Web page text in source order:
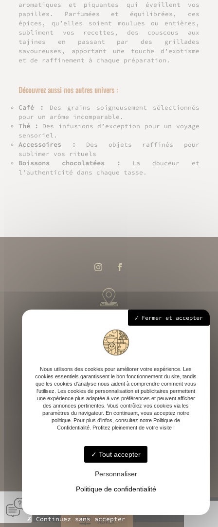
FILTRER
aromatiques et piquantes qui éveillent vos
papilles. Parfumées et équilibrées, ces
épices, qu’elles soient moulues ou entières,
subliment vos recettes, des couscous aux
tajines en passant par des grillades
savoureuses, apportant une touche d’exotisme
et de raffinement à chaque préparation.
Découvrez aussi nos autres univers :
Café :
Des grains soigneusement sélectionnés
pour un arôme incomparable.
Thé :
Des infusions d’exception pour un voyage
sensoriel.
Accessoires :
Des objets raffinés pour
sublimer vos rituels
Boissons chocolatées :
La douceur et
l’authenticité dans chaque tasse.
258 route départementale 933, 40700 Hagetmau
Mardi - Samedi : 9h - 18h30
contact@depicaf.fr
06 84 35 87 95
Fermer et accepter
Nous utilisons des cookies pour améliorer votre expérience. Les
cookies essentiels garantissent le bon fonctionnement du site, tandis
que les cookies d'analyse nous aident à comprendre comment vous
l'utilisez. Les cookies de personnalisation et publicitaires permettent
une expérience plus adaptée à vos préférences et peuvent afficher
des annonces pertinentes. Vous contrôlez vos cookies via les
paramètres du navigateur. En continuant, vous acceptez notre
politique. Pour plus d'infos, consultez notre Politique de
Confidentialité. Profitez pleinement de votre visite !
Tout accepter
Personnaliser
Politique de confidentialité
Continuez sans accepter